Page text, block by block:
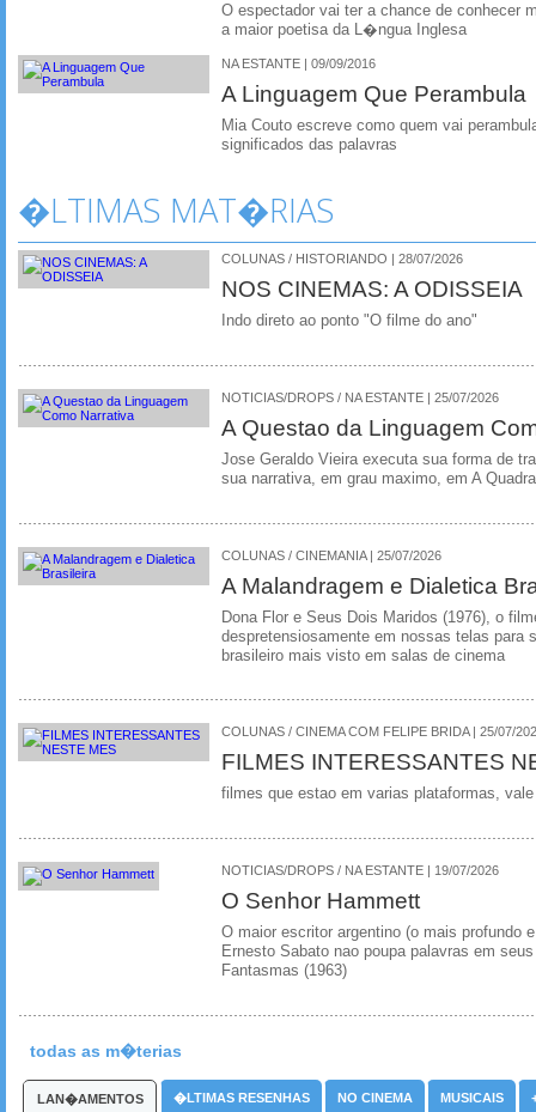
O espectador vai ter a chance de conhecer
a maior poetisa da L�ngua Inglesa
NA ESTANTE | 09/09/2016
A Linguagem Que Perambula
Mia Couto escreve como quem vai
significados das palavras
�LTIMAS MAT�RIAS
COLUNAS / HISTORIANDO | 28/07/2026
NOS CINEMAS: A ODISSEIA
Indo direto ao ponto "O filme do ano"
NOTICIAS/DROPS / NA ESTANTE | 25/07/2026
A Questao da Linguagem
Jose Geraldo Vieira executa sua forma de
sua narrativa, em grau maximo, em A
COLUNAS / CINEMANIA | 25/07/2026
A Malandragem e Dialetica
Dona Flor e Seus Dois Maridos (1976), o
despretensiosamente em nossas telas para
brasileiro mais visto em salas de cinema
COLUNAS / CINEMA COM FELIPE BRIDA | 25/07/
FILMES INTERESSANTES
filmes que estao em varias plataformas,
NOTICIAS/DROPS / NA ESTANTE | 19/07/2026
O Senhor Hammett
O maior escritor argentino (o mais profundo
Ernesto Sabato nao poupa palavras em
Fantasmas (1963)
todas as m�terias
LAN�AMENTOS �LTIMAS RESENHAS NO CINEMA MUSICAIS